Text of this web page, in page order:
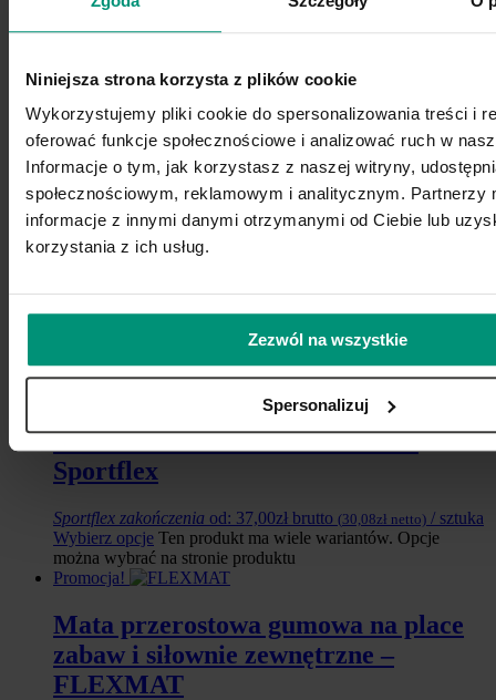
Niniejsza strona korzysta z plików cookie
Wykorzystujemy pliki cookie do spersonalizowania treści i
oferować funkcje społecznościowe i analizować ruch w
Informacje o tym, jak korzystasz z naszej witryny,
społecznościowym, reklamowym i analitycznym. Partnerzy
informacje z innymi danymi otrzymanymi od Ciebie lub
korzystania z ich usług.
Zezwól na wszystkie
Spersonalizuj
Wybierz opcje
Ten produkt ma wiele wariantów. Opcje
można wybrać na stronie produktu
Mata Gumowa na Siłownie w Rolce
Sportflex ROLL Super Black
Sportflex ROLL Super Black brutto 19,51 netto)
m2 Wybierz opcje Ten produkt ma wiele wariantów. Opcje
można wybrać na stronie produktu
Gumowa Mata na Siłownie Black
(26,83złnetto) Wybierz opcje
produkt ma wiele wariantów. Opcje można wybrać na stronie
produktu
Zakończenia Gumowe do Puzzli
Sportflex
Sportflex zakończenia od: 37,00zł brutto (30,08zł netto) / sztuka
Wybierz opcje Ten produkt ma wiele wariantów. Opcje
można wybrać na stronie produktu
Promocja!
Mata przerostowa gumowa na place
zabaw i siłownie zewnętrzne –
FLEXMAT